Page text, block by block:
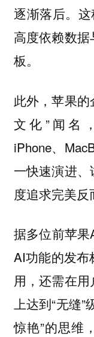
逐渐落后。
高度依赖数
板。
此外，苹果的
文化”闻名
iPhone、
一快速演进
度追求完美反
据多位前苹
AI功能的发
用，还需在
上达到“无缝”
惊艳”的思维